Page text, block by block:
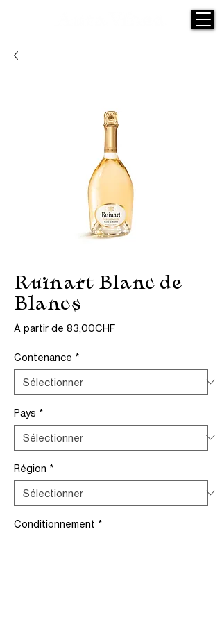
Ruinart Blanc de
Blancs
À partir de 83,00CHFPrix
Contenance *
Pays *
Région *
Conditionnement *